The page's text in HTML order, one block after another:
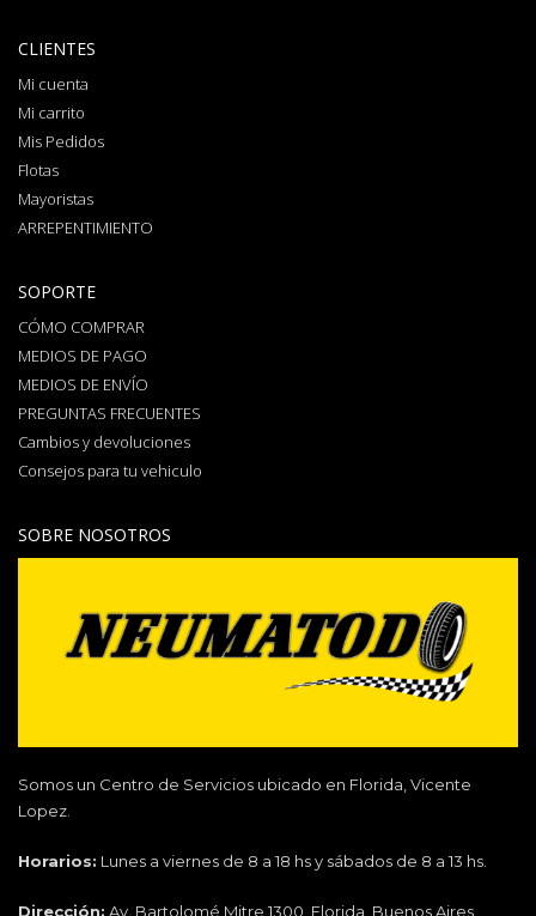
CLIENTES
Mi cuenta
Mi carrito
Mis Pedidos
Flotas
Mayoristas
ARREPENTIMIENTO
SOPORTE
CÓMO COMPRAR
MEDIOS DE PAGO
MEDIOS DE ENVÍO
PREGUNTAS FRECUENTES
Cambios y devoluciones
Consejos para tu vehiculo
SOBRE NOSOTROS
Somos un Centro de Servicios ubicado en Florida, Vicente
Lopez.
Horarios: Lunes a viernes de 8 a 18 hs y sábados de 8 a 13 hs.
Dirección: Av. Bartolomé Mitre 1300, Florida, Buenos Aires